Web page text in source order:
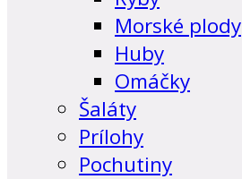
Morské plody
Huby
Omáčky
Šaláty
Prílohy
Pochutiny